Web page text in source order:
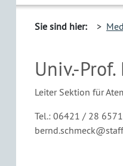
Sie sind hier: >
Univ.-
Leiter Sektion für
Tel.: 06421 / 28